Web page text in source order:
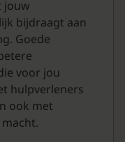
jouw
bijdraagt aan
Goede
voor jou
hulpverleners
ook met